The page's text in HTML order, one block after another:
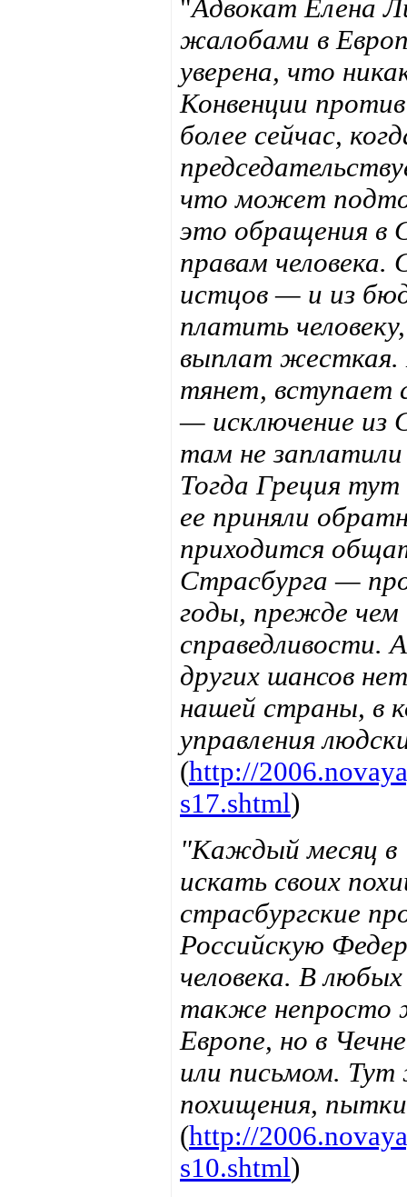
"Адвокат Елена
жалобами в
уверена, что
Конвенции
более сейчас,
что может
это обращения в
правам человека.
истцов — и из
платить
выплат жесткая.
тянет, вступает
— исключение из
там не
Тогда Греция
ее приняли
приходится
Страсбурга —
годы, прежде чем
справедливости.
других шансов
нашей страны, в
управления
(http://
s17.shtml)
"Каждый месяц в
искать своих
страсбургские
Российскую
человека. В
также непросто
Европе, но в
или письмом.
похищения,
(http://
s10.shtml)